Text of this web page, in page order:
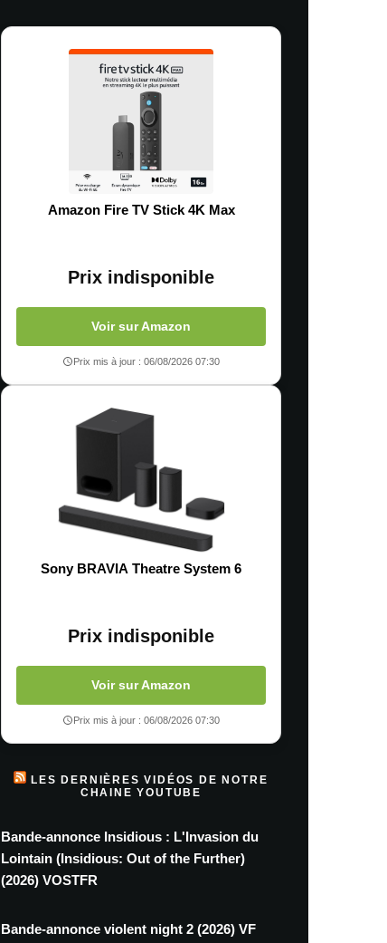
Amazon Fire TV Stick 4K Max
Prix indisponible
Voir sur Amazon
Prix mis à jour : 06/08/2026 07:30
Sony BRAVIA Theatre System 6
Prix indisponible
Voir sur Amazon
Prix mis à jour : 06/08/2026 07:30
LES DERNIÈRES VIDÉOS DE NOTRE
CHAINE YOUTUBE
Bande-annonce Insidious : L'Invasion du
Lointain (Insidious: Out of the Further)
(2026) VOSTFR
Bande-annonce violent night 2 (2026) VF